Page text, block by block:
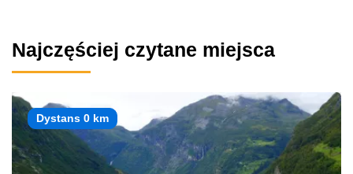
Najczęściej czytane miejsca
Dystans 0 km